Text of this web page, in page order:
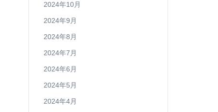
2024年10月
2024年9月
2024年8月
2024年7月
2024年6月
2024年5月
2024年4月